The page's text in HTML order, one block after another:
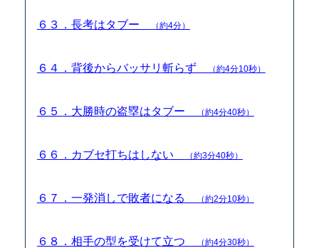
６３．長考はタブー （約4分）
６４．背後からバッサリ斬らず （約4分10秒）
６５．大勝時の盗塁はタブー （約4分40秒）
６６．カブセ打ちはしない （約3分40秒）
６７．一発消しで敗者になる （約2分10秒）
６８．相手の型を受けて立つ （約4分30秒）